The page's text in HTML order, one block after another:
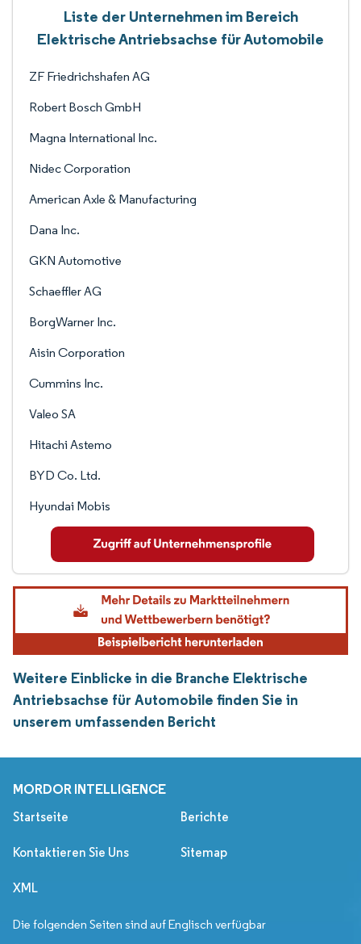
Liste der Unternehmen im Bereich
Elektrische Antriebsachse für Automobile
ZF Friedrichshafen AG
Robert Bosch GmbH
Magna International Inc.
Nidec Corporation
American Axle & Manufacturing
Dana Inc.
GKN Automotive
Schaeffler AG
BorgWarner Inc.
Aisin Corporation
Cummins Inc.
Valeo SA
Hitachi Astemo
BYD Co. Ltd.
Hyundai Mobis
Weitere Einblicke in die Branche Elektrische
Antriebsachse für Automobile finden Sie in
unserem umfassenden Bericht
MORDOR INTELLIGENCE
Startseite Berichte
Kontaktieren Sie Uns Sitemap
XML
Die folgenden Seiten sind auf Englisch verfügbar